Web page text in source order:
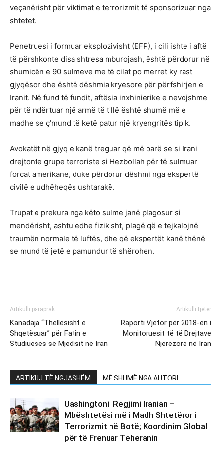
veçanërisht për viktimat e terrorizmit të sponsorizuar nga
shtetet.
Penetruesi i formuar eksplozivisht (EFP), i cili ishte i aftë
të përshkonte disa shtresa mburojash, është përdorur në
shumicën e 90 sulmeve me të cilat po merret ky rast
gjyqësor dhe është dëshmia kryesore për përfshirjen e
Iranit. Në fund të fundit, aftësia inxhinierike e nevojshme
për të ndërtuar një armë të tillë është shumë më e
madhe se ç’mund të ketë patur një kryengritës tipik.
Avokatët në gjyq e kanë treguar që më parë se si Irani
drejtonte grupe terroriste si Hezbollah për të sulmuar
forcat amerikane, duke përdorur dëshmi nga ekspertë
civilë e udhëheqës ushtarakë.
Trupat e prekura nga këto sulme janë plagosur si
mendërisht, ashtu edhe fizikisht, plagë që e tejkalojnë
traumën normale të luftës, dhe që ekspertët kanë thënë
se mund të jetë e pamundur të shërohen.
Artikulli paraprak
Kanadaja “Thellësisht e
Shqetësuar” për Fatin e
Studiueses së Mjedisit në Iran
Artikulli tjetër
Raporti Vjetor për 2018-ën i
Monitoruesit të të Drejtave
Njerëzore në Iran
ARTIKUJ TË NGJASHËM MË SHUMË NGA AUTORI
Uashingtoni: Regjimi Iranian –
Mbështetësi më i Madh Shtetëror i
Terrorizmit në Botë; Koordinim Global
për të Frenuar Teheranin